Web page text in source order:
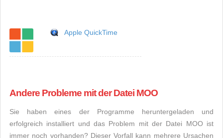
Apple QuickTime
Andere Probleme mit der Datei MOO
Sie haben eines der Programme heruntergeladen und
erfolgreich installiert und das Problem mit der Datei MOO ist
immer noch vorhanden? Dieser Vorfall kann mehrere Ursachen